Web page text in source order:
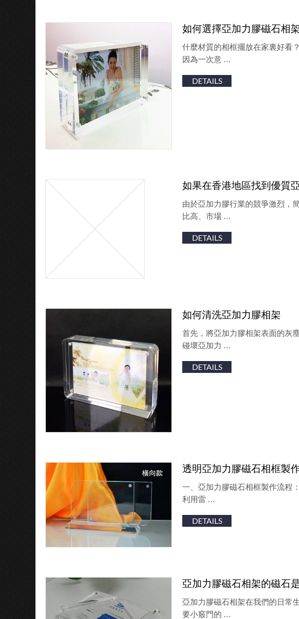
如何選擇亞加力膠磁石相
什麼材質的相框擺放在家裏好看
因為一次意 …
DETAILS
如果在香港地區找到優質
由於亞加力膠行業的競爭激烈，
比高、市場 …
DETAILS
如何清洗亞加力膠相架
首先，將亞加力膠相架表面的灰
碰壞亞加力 …
DETAILS
透明亞加力膠磁石相框製
一、亞加力膠磁石相框製作流程
利用雷 …
DETAILS
亞加力膠磁石相架的磁石
亞加力膠磁石相架在我們的日常
要小竅門的 …